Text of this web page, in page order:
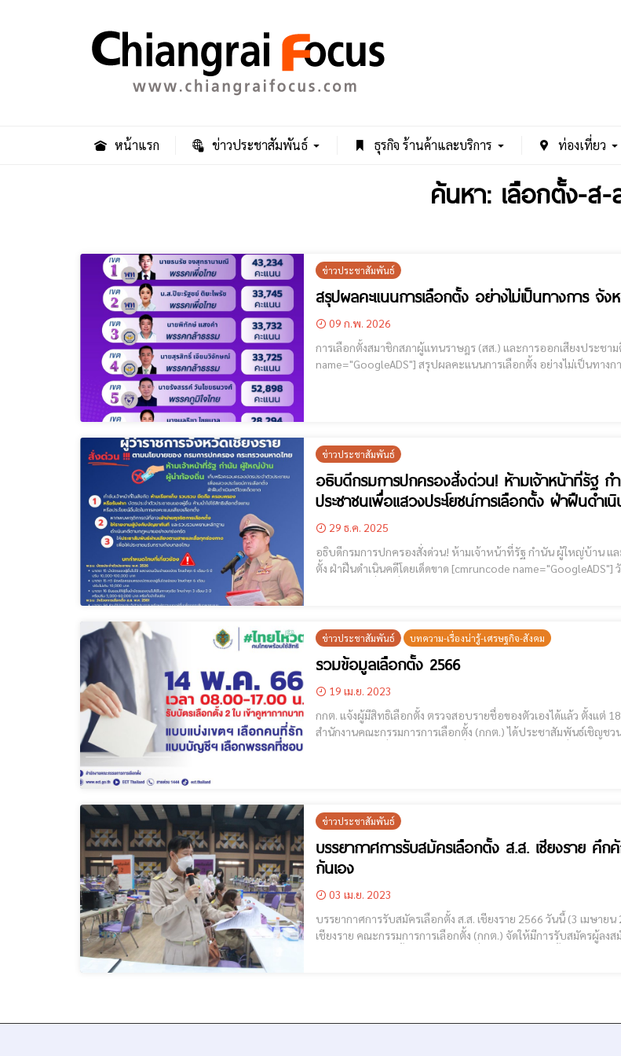
หน้าแรก ข่าวประชาสัมพันธ์ ธุรกิจ ร้านค้าและบริการ ท่องเที่ยว
ค้นหา: เลือกตั้ง-ส-
ข่าวประชาสัมพันธ์
สรุปผลคะแนนการเลือกตั้ง อย่างไม่เป็นทางการ จัง
09 ก.พ. 2026
การเลือกตั้งสมาชิกสภาผู้แทนราษฎร (สส.) และการออกเสียงประชามติ พ.ศ
name="GoogleADS"] สรุปผลคะแนนการเลือกตั้ง อย่างไม่เป็นทางการ จังหวัดเชียงราย เขต 1 นายธนรัช จงสุทธานามณี 43,234 คะแนน เขต 2
ข่าวประชาสัมพันธ์
อธิบดีกรมการปกครองสั่งด่วน! ห้ามเจ้าหน้าที่รัฐ
ประชาชนเพื่อแสวงประโยชน์การเลือกตั้ง ฝ่าฝืนดำเ
29 ธ.ค. 2025
อธิบดีกรมการปกครองสั่งด่วน! ห้ามเจ้าหน้าที่รัฐ กำนัน ผู้ใหญ่บ้าน
ตั้ง ฝ่าฝืนดำเนินคดีโดยเด็ดขาด [cmruncode name="GoogleADS"] วันที่ 26 ธันวาคม 2568 นายนฤชา โฆษาศิวิไลซ์ อธิบดีกรมการปกครอง ได้มี
ข่าวประชาสัมพันธ์ บทความ-เรื่องน่ารู้-เศรษฐกิจ-สังคม
รวมข้อมูลเลือกตั้ง 2566
19 เม.ย. 2023
กกต. แจ้งผู้มีสิทธิเลือกตั้ง ตรวจสอบรายชื่อของตัวเองได้แล้ว ตั้งแต่ 18 เมษายน 2566 นี้ เลือกตั้ง 2566 - ผู้มีสิทธิเ
สำนักงานคณะกรรมการการเลือกตั้ง (กกต.) ได้ประชาสัมพันธ์เชิญช
ข่าวประชาสัมพันธ์
บรรยากาศการรับสมัครเลือกตั้ง ส.ส. เชียงราย คึ
กันเอง
03 เม.ย. 2023
บรรยากาศการรับสมัครเลือกตั้ง ส.ส. เชียงราย 2566 วันนี้ (3 เมษายน 2566) ที่หอประชุมมหาวิทยาลัยราชภัฏเชียงราย ตำบลบ้านดู่ อำเภอเมือง
เชียงราย คณะกรรมการการเลือกตั้ง (กกต.) จัดให้มีการรับสมัครผู้ล